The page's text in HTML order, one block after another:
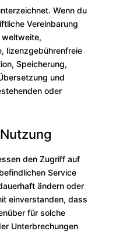
Wenn du
Vereinbarung
lizenzgebührenfreie
Speicherung,
und
oder
den Zugriff auf
Service
ändern oder
einverstanden, dass
für solche
Unterbrechungen